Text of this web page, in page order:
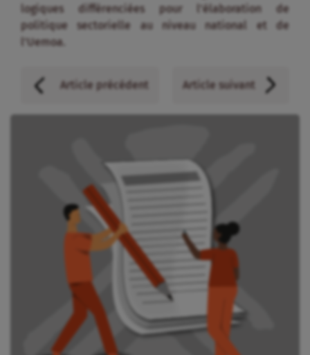
logiques différenciées pour l’élaboration de
politique sectorielle au niveau national et de
l’Uemoa.
Article précédent Article suivant